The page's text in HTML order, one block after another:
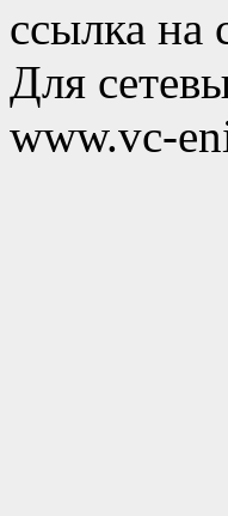
ссылка на
Для
www.vc-